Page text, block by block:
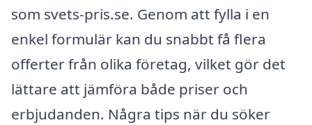
som svets-pris.se. Genom att fylla i en
enkel formulär kan du snabbt få flera
offerter från olika företag, vilket gör det
lättare att jämföra både priser och
erbjudanden. Några tips när du söker